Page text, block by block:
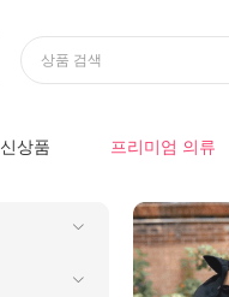
상품 검색
신상품 프리미엄 의류